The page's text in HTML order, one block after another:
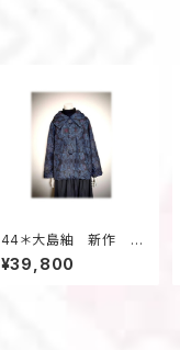
44＊大島紬 新作 ジ
ャケット 昭和レトロ
着物リメイク 花柄
¥39,800